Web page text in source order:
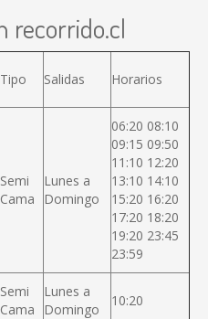
recorrido.cl
Tipo Salidas Horarios
Semi
Cama
Lunes a
Domingo
06:20 08:10
09:15 09:50
11:10 12:20
13:10 14:10
15:20 16:20
17:20 18:20
19:20 23:45
23:59
Semi
Cama
Lunes a
Domingo
10:20